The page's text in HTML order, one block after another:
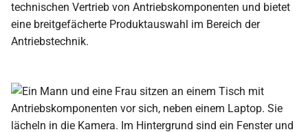
technischen Vertrieb von Antriebskomponenten und bietet
eine breitgefächerte Produktauswahl im Bereich der
Antriebstechnik.